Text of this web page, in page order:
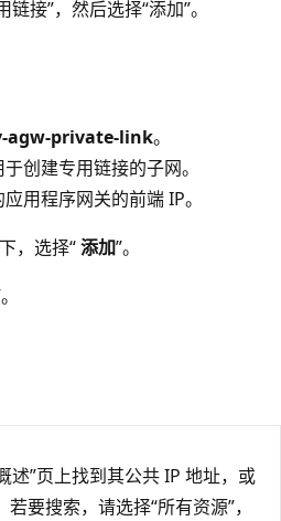
接”，然后选择“添加”。
agw-private-link。
创建专用链接的子网。
用程序网关的前端 IP。
下，选择“添加”。
述”页上找到其公共 IP 地址，或
要搜索，请选择“所有资源”，